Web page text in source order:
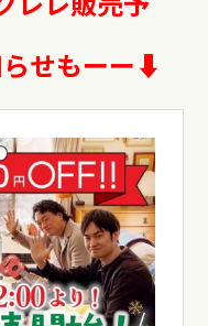
せもーー⬇︎